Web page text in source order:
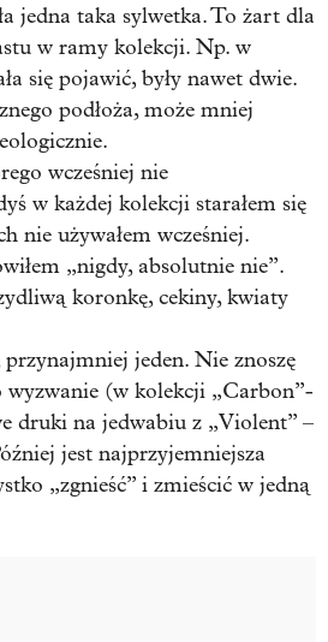
jedna taka sylwetka. To żart dla
w ramy kolekcji. Np. w
się pojawić, były nawet dwie.
podłoża, może mniej
wcześniej nie
w każdej kolekcji starałem się
nie używałem wcześniej.
„nigdy, absolutnie nie”.
koronkę, cekiny, kwiaty
jeden. Nie znoszę
wyzwanie (w kolekcji „Carbon”-
druki na jedwabiu z „Violent” –
jest najprzyjemniejsza
„zgnieść” i zmieścić w jedną